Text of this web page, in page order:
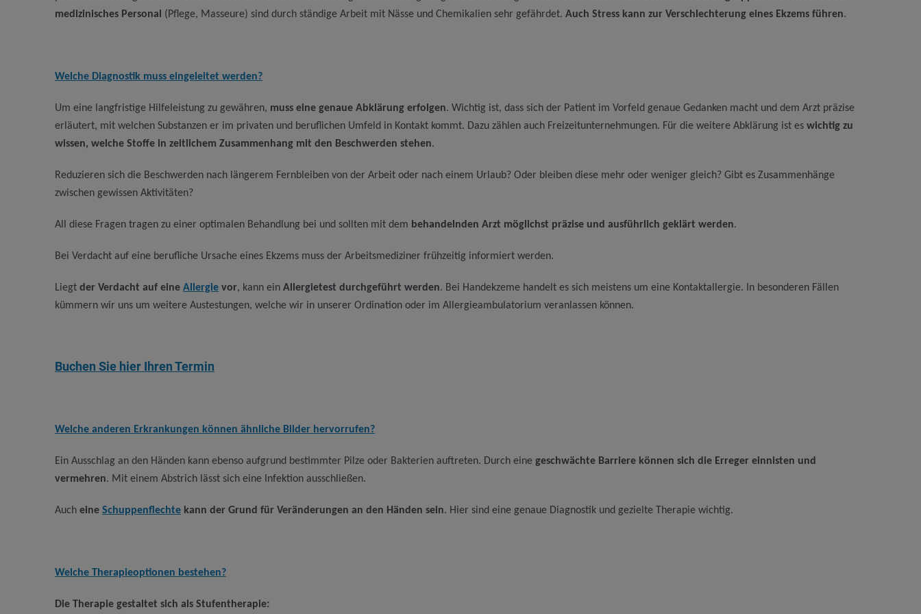
medizinisches Personal
(Pflege, Masseure) sind durch ständige Arbeit mit Nässe und Chemikalien sehr gefährdet. Auch Stress kann zur Verschlechterung eines Ekzems führen.
Welche Diagnostik muss eingeleitet werden?
Um eine langfristige Hilfeleistung zu gewähren, muss eine genaue Abklärung erfolgen. Wichtig ist, dass sich der Patient im Vorfeld genaue Gedanken macht und dem Arzt präzise
erläutert, mit welchen Substanzen er im privaten und beruflichen Umfeld in Kontakt kommt. Dazu zählen auch Freizeitunternehmungen. Für die weitere Abklärung ist es wichtig zu
wissen, welche Stoffe in zeitlichem Zusammenhang mit den Beschwerden stehen.
Reduzieren sich die Beschwerden nach längerem Fernbleiben von der Arbeit oder nach einem Urlaub? Oder bleiben diese mehr oder weniger gleich? Gibt es Zusammenhänge
zwischen gewissen Aktivitäten?
All diese Fragen tragen zu einer optimalen Behandlung bei und sollten mit dem behandelnden Arzt möglichst präzise und ausführlich geklärt werden.
Bei Verdacht auf eine berufliche Ursache eines Ekzems muss der Arbeitsmediziner frühzeitig informiert werden.
Liegt der Verdacht auf eine Allergie vor, kann ein Allergietest durchgeführt werden. Bei Handekzeme handelt es sich meistens um eine Kontaktallergie. In besonderen Fällen
kümmern wir uns um weitere Austestungen, welche wir in unserer Ordination oder im Allergieambulatorium veranlassen können.
Buchen Sie hier Ihren Termin
Welche anderen Erkrankungen können ähnliche Bilder hervorrufen?
Ein Ausschlag an den Händen kann ebenso aufgrund bestimmter Pilze oder Bakterien auftreten. Durch eine geschwächte Barriere können sich die Erreger einnisten und
vermehren. Mit einem Abstrich lässt sich eine Infektion ausschließen.
Auch eine Schuppenflechte kann der Grund für Veränderungen an den Händen sein. Hier sind eine genaue Diagnostik und gezielte Therapie wichtig.
Welche Therapieoptionen bestehen?
Die Therapie gestaltet sich als Stufentherapie: